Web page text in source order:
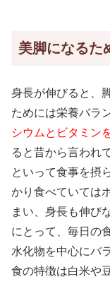
美脚になるた
身長が伸びると、
ためには栄養バラ
シウムとビタミン
ると昔から言われ
といって食事を摂
かり食べていては
まい、身長も伸び
にとって、毎日の
水化物を中心にバ
食の特徴は白米や